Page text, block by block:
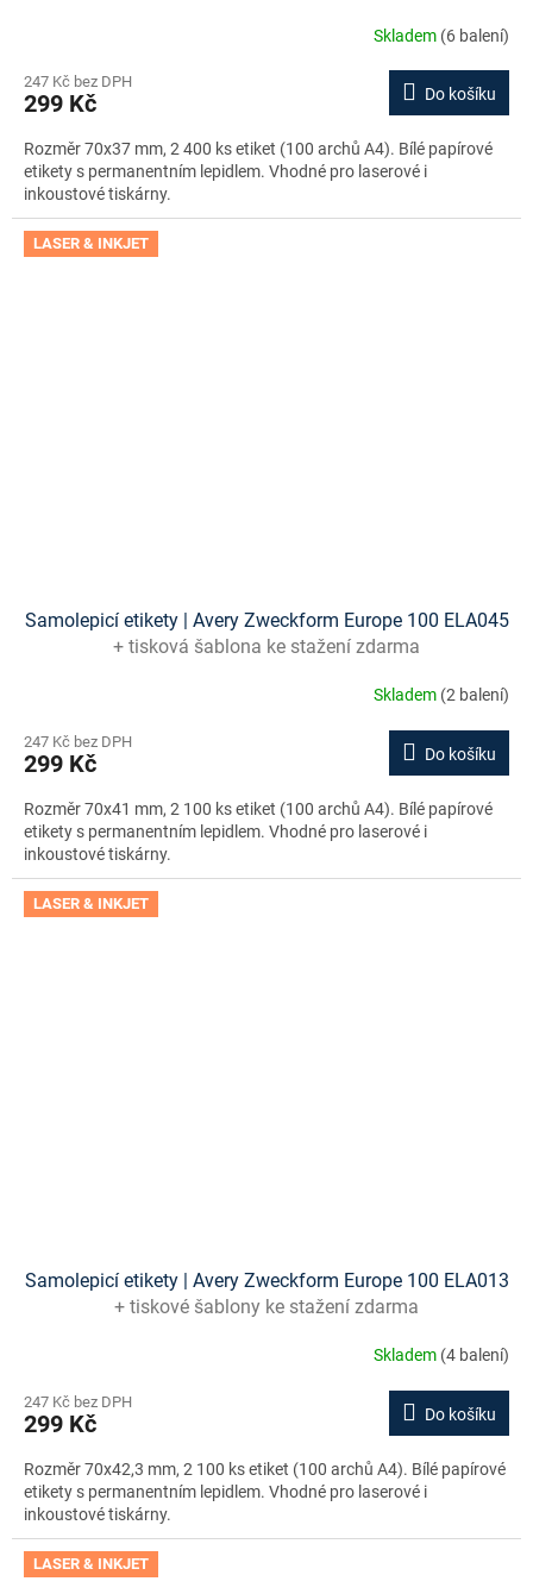
Skladem (6 balení)
247 Kč bez DPH
299 Kč Do košíku
Rozměr 70x37 mm, 2 400 ks etiket (100 archů A4). Bílé papírové
etikety s permanentním lepidlem. Vhodné pro laserové i
inkoustové tiskárny.
LASER & INKJET
Samolepicí etikety | Avery Zweckform Europe 100 ELA045
+ tisková šablona ke stažení zdarma
Skladem (2 balení)
247 Kč bez DPH
299 Kč Do košíku
Rozměr 70x41 mm, 2 100 ks etiket (100 archů A4). Bílé papírové
etikety s permanentním lepidlem. Vhodné pro laserové i
inkoustové tiskárny.
LASER & INKJET
Samolepicí etikety | Avery Zweckform Europe 100 ELA013
+ tiskové šablony ke stažení zdarma
Skladem (4 balení)
247 Kč bez DPH
299 Kč Do košíku
Rozměr 70x42,3 mm, 2 100 ks etiket (100 archů A4). Bílé papírové
etikety s permanentním lepidlem. Vhodné pro laserové i
inkoustové tiskárny.
LASER & INKJET